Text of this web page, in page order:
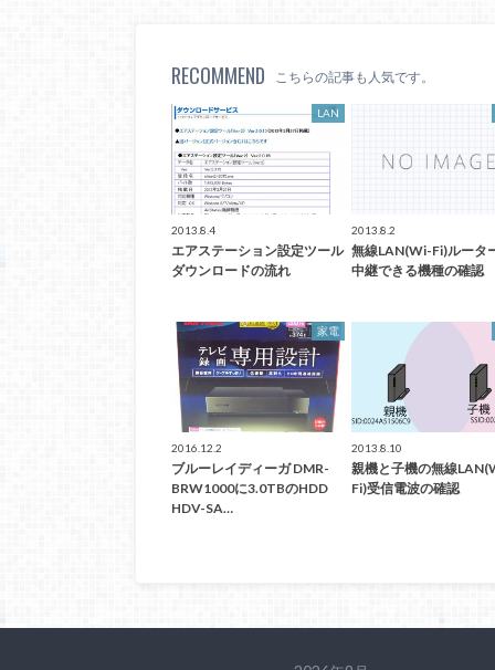
RECOMMEND こちらの記事も人気です。
LAN
2013.8.4
エアステーション設定ツール
ダウンロードの流れ
2013.8.2
無線LAN(Wi-Fi)ルータ
中継できる機種の確認
家電
2016.12.2
ブルーレイディーガ DMR-
BRW1000に3.0TBのHDD
HDV-SA…
2013.8.10
親機と子機の無線
Fi)受信電波の確認